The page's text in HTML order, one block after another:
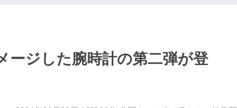
ージした腕時計の第二弾が登